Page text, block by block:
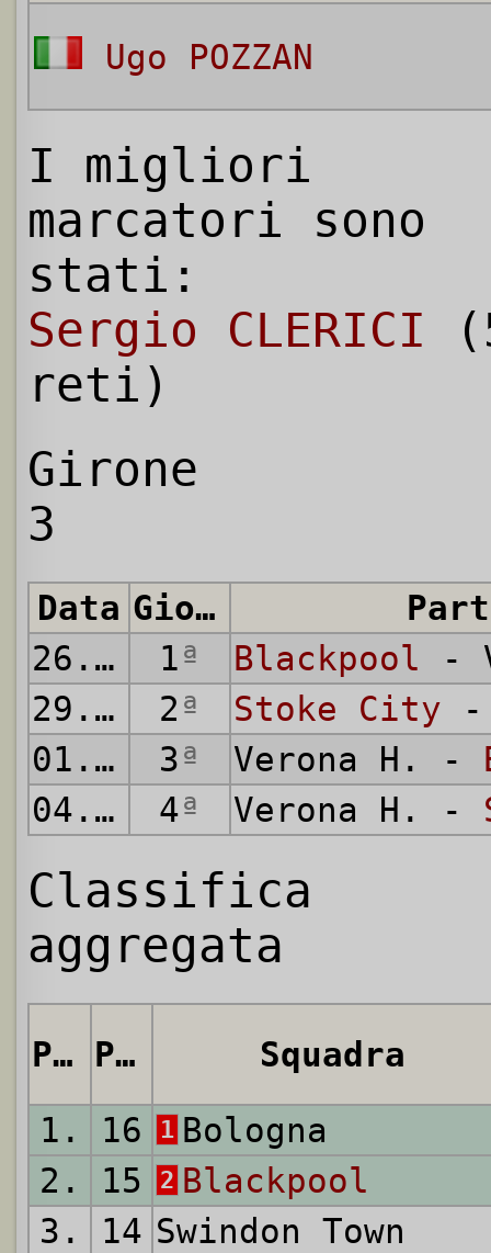
Ugo POZZAN
I migliori
marcatori sono
stati:
Sergio CLERICI
reti)
Girone
3
Data Giornata
26.05.
1971
1ª Blackpool -
29.05.
1971
2ª Stoke City -
01.06.
1971
3ª Verona H. -
04.06.
1971
4ª Verona H. -
Classifica
aggregata
Pos. Punti
Squadra
1.
16 1 Bologna
2.
15 2 Blackpool
3.
14 Swindon Town